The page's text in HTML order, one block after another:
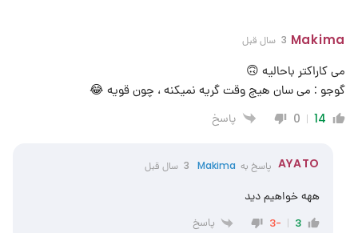
Makima 3 سال قبل
می کاراکتر باحالیه 🙃
گوجو : می سان هیچ وقت گریه نمیکنه ، چون قویه 😂
14
0 پاسخ
AYATO پاسخ به Makima 3 سال قبل
ههه خواهیم دید
3
-3 پاسخ